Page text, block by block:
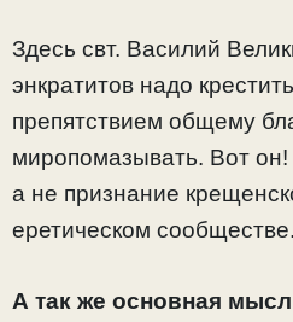
Здесь свт. Василий
энкратитов надо
препятствием общему
миропомазывать. Вот
а не признание
еретическом сообществе.
А так же основная